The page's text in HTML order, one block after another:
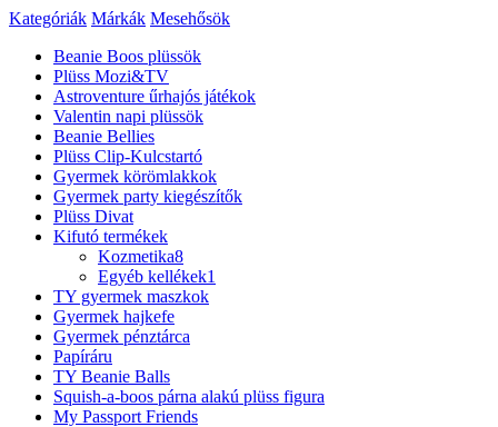
Kategóriák Márkák Mesehősök
Beanie Boos plüssök
Plüss Mozi&TV
Astroventure űrhajós játékok
Valentin napi plüssök
Beanie Bellies
Plüss Clip-Kulcstartó
Gyermek körömlakkok
Gyermek party kiegészítők
Plüss Divat
Kifutó termékek
Kozmetika8
Egyéb kellékek1
TY gyermek maszkok
Gyermek hajkefe
Gyermek pénztárca
Papíráru
TY Beanie Balls
Squish-a-boos párna alakú plüss figura
My Passport Friends